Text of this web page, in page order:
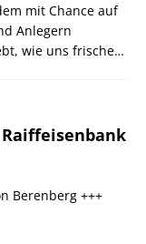
mit Chance auf
Anlegern
wie uns frische
Berenberg +++